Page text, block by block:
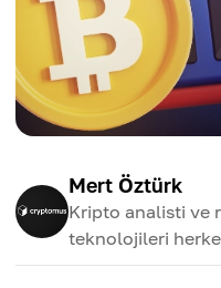
Mert Öztürk
Kripto analisti ve
teknolojileri